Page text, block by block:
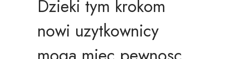
Dzieki tym krokom
nowi uzytkownicy